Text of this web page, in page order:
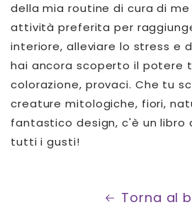
della mia routine di cura di
attività preferita per
interiore, alleviare lo stress e
hai ancora scoperto il potere
colorazione, provaci. Che tu
creature mitologiche, fiori,
fantastico design, c'è un libro
tutti i gusti!
Torna al